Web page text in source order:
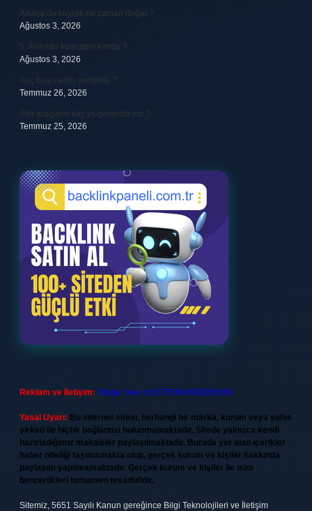
Adana’da kuyruk ne zaman doğar ?
Ağustos 3, 2026
5. Kolordu komutanı kimdir ?
Ağustos 3, 2026
Koç başı neyin sembolü ?
Temmuz 26, 2026
Sıfır araçların kaç yıl garantisi var ?
Temmuz 25, 2026
Reklam ve İletişim: Skype: live:.cid.575569c608265c69
Yasal Uyarı: Bu internet sitesi, herhangi bir marka, kurum veya şahıs
şirketi ile hiçbir bağlantısı bulunmamaktadır. Sitede yalnızca kendi
hazırladığımız makaleler paylaşılmaktadır. Burada yer alan içerikler
haber niteliği taşımamakta olup, gerçek kurum ve kişiler hakkında
paylaşım yapılmamaktadır. Gerçek kurum ve kişiler ile isim
benzerlikleri tamamen tesadüfidir.
Sitemiz, 5651 Sayılı Kanun gereğince Bilgi Teknolojileri ve İletişim